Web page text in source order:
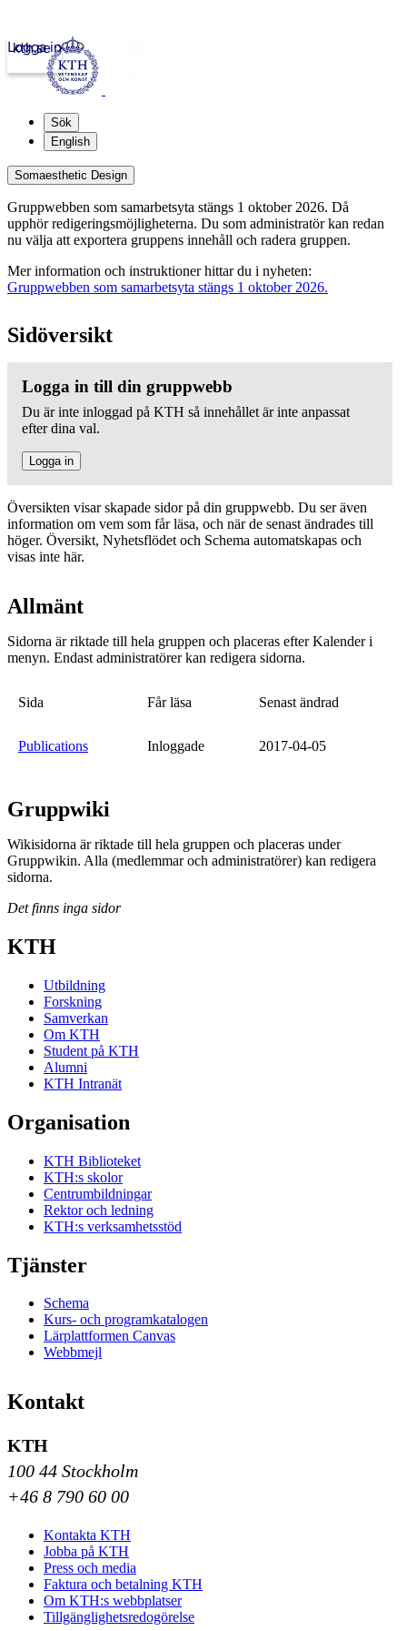
kth.se
Logga in
Sök
English
Somaesthetic Design
Gruppwebben som samarbetsyta stängs 1 oktober 2026. Då
upphör redigeringsmöjligheterna. Du som administratör kan redan
nu välja att exportera gruppens innehåll och radera gruppen.
Mer information och instruktioner hittar du i nyheten:
Gruppwebben som samarbetsyta stängs 1 oktober 2026.
Sidöversikt
Logga in till din gruppwebb
Du är inte inloggad på KTH så innehållet är inte anpassat
efter dina val.
Logga in
Översikten visar skapade sidor på din gruppwebb. Du ser även
information om vem som får läsa, och när de senast ändrades till
höger. Översikt, Nyhetsflödet och Schema automatskapas och
visas inte här.
Allmänt
Sidorna är riktade till hela gruppen och placeras efter Kalender i
menyn. Endast administratörer kan redigera sidorna.
Sida Får läsa Senast ändrad
Publications Inloggade 2017-04-05
Gruppwiki
Wikisidorna är riktade till hela gruppen och placeras under
Gruppwikin. Alla (medlemmar och administratörer) kan redigera
sidorna.
Det finns inga sidor
KTH
Utbildning
Forskning
Samverkan
Om KTH
Student på KTH
Alumni
KTH Intranät
Organisation
KTH Biblioteket
KTH:s skolor
Centrumbildningar
Rektor och ledning
KTH:s verksamhetsstöd
Tjänster
Schema
Kurs- och programkatalogen
Lärplattformen Canvas
Webbmejl
Kontakt
KTH
100 44 Stockholm
+46 8 790 60 00
Kontakta KTH
Jobba på KTH
Press och media
Faktura och betalning KTH
Om KTH:s webbplatser
Tillgänglighetsredogörelse